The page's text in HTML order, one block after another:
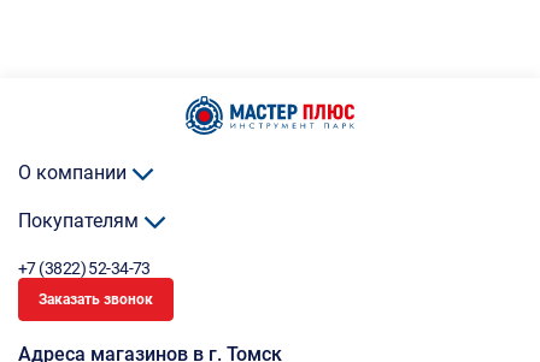
О компании
Покупателям
+7 (3822) 52-34-73
Заказать звонок
Адреса магазинов в г. Томск